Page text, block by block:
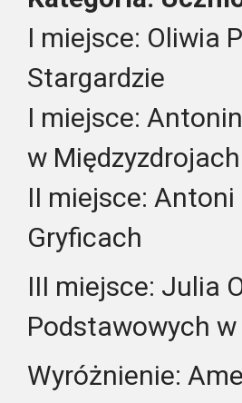
I miejsce: Oliwia
Stargardzie
I miejsce:
w Międzyzdrojach
II miejsce:
Gryficach
III miejsce: Julia
Podstawowych
Wyróżnienie: